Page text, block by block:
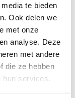
te bieden
Ook delen we
met onze
analyse. Deze
met andere
die ze hebben
hun services.
er geldt
om
een dierbare